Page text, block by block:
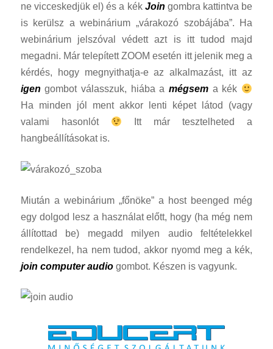
ne vicceskedjük el) és a kék Join gombra kattintva be
is kerülsz a webinárium „várakozó szobájába”. Ha
webinárium jelszóval védett azt is itt tudod majd
megadni. Már telepített ZOOM esetén itt jelenik meg a
kérdés, hogy megnyithatja-e az alkalmazást, itt az
igen gombot válasszuk, hiába amégsem a kék
Ha minden jól ment akkor lenti képet látod (vagy
valami hasonlót
Itt már tesztelheted a
hangbeállításokat is.
Miután a webinárium „főnöke” a host beenged még
egy dolgod lesz a használat előtt, hogy (ha még nem
állítottad be) megadd milyen audio feltételekkel
rendelkezel, ha nem tudod, akkor nyomd meg a kék,
join computer audiogombot. Készen is vagyunk.